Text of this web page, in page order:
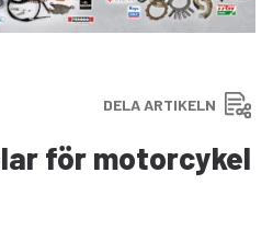
DELA ARTIKELN
för motorcykel